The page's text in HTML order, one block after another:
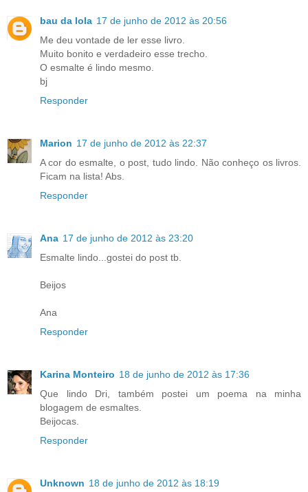
bau da lola 17 de junho de 2012 às 20:56
Me deu vontade de ler esse livro.
Muito bonito e verdadeiro esse trecho.
O esmalte é lindo mesmo.
bj
Responder
Marion 17 de junho de 2012 às 22:37
A cor do esmalte, o post, tudo lindo. Não conheço os livros.
Ficam na lista! Abs.
Responder
Ana 17 de junho de 2012 às 23:20
Esmalte lindo...gostei do post tb.
Beijos
Ana
Responder
Karina Monteiro 18 de junho de 2012 às 17:36
Que lindo Dri, também postei um poema na minha
blogagem de esmaltes.
Beijocas.
Responder
Unknown 18 de junho de 2012 às 18:19